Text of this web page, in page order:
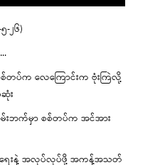
-၂၆)
စစ်တပ်က လေကြောင်းက ဗုံးကြဲလို့
း
မ်းဘက်မှာ စစ်တပ်က အင်အား
ြုံရေးနဲ့ အလုပ်လုပ်ဖို့ အကန့်အသတ်